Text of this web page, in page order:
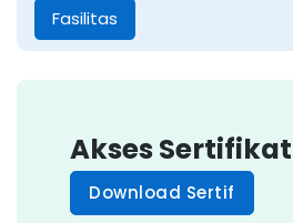
Fasilitas
Akses Sertifikat
Download Sertif